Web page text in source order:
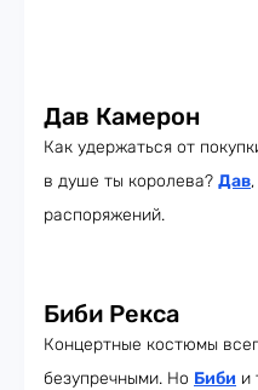
Дав Камерон
Как удержаться от
в душе ты королева? Дав
распоряжений.
Биби Рекса
Концертные костюмы
безупречными. Но Биби и